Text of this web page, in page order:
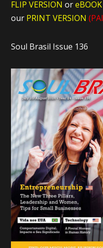
FLIP VERSION or
our PRINT VERSION
Soul Brasil Issue 136